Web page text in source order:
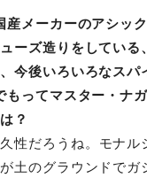
メーカーのアシッ
ーズ造りをしている
今後いろいろなスパ
ってマスター・ナ
？
久性だろうね。モナ
土のグラウンドでガ